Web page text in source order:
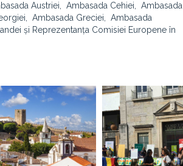
Austriei, Ambasada Cehiei, Ambasada
Ambasada Greciei, Ambasada
și Reprezentanța Comisiei Europene în